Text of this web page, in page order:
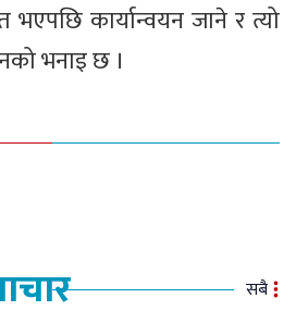
भएपछि कार्यान्वयन जाने र त्यो
भनाइ छ ।
सबै